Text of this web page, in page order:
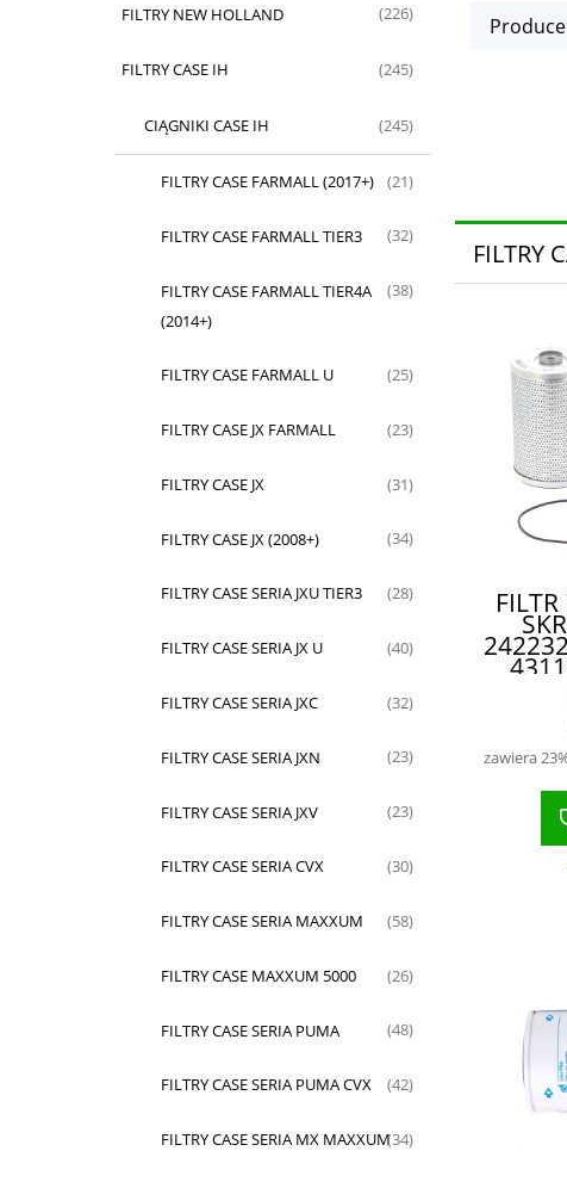
FILTRY NEW HOLLAND (226)
FILTRY CASE IH (245)
CIĄGNIKI CASE IH (245)
FILTRY CASE FARMALL (2017+) (21)
FILTRY CASE FARMALL TIER3 (32)
FILTRY CASE FARMALL TIER4A
(2014+)
(38)
FILTRY CASE FARMALL U (25)
FILTRY CASE JX FARMALL (23)
FILTRY CASE JX (31)
FILTRY CASE JX (2008+) (34)
FILTRY CASE SERIA JXU TIER3 (28)
FILTRY CASE SERIA JX U (40)
FILTRY CASE SERIA JXC (32)
FILTRY CASE SERIA JXN (23)
FILTRY CASE SERIA JXV (23)
FILTRY CASE SERIA CVX (30)
FILTRY CASE SERIA MAXXUM (58)
FILTRY CASE MAXXUM 5000 (26)
FILTRY CASE SERIA PUMA (48)
FILTRY CASE SERIA PUMA CVX (42)
FILTRY CASE SERIA MX MAXXUM(34)
FILTRY
zawiera